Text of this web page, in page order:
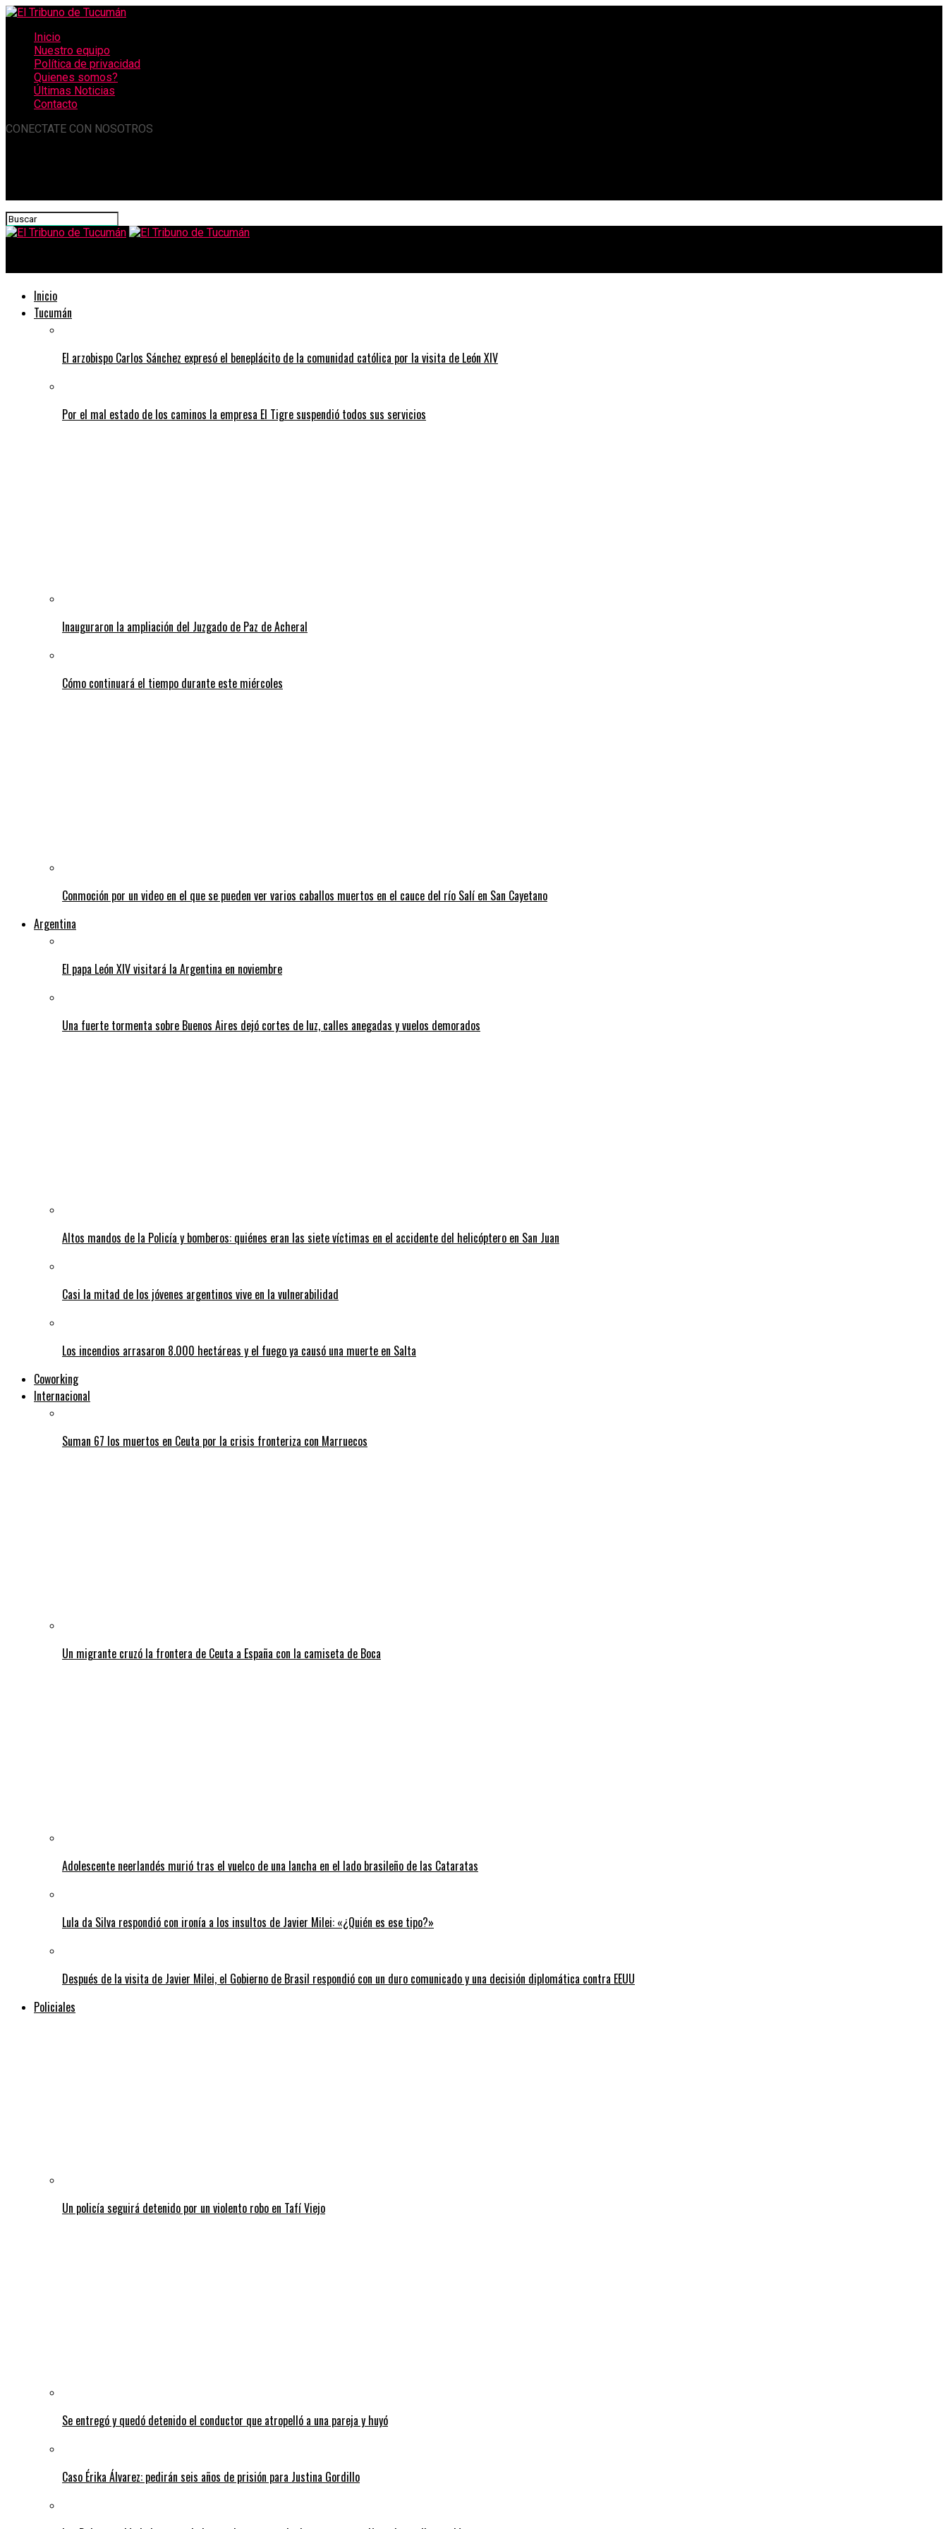
Inicio
Nuestro equipo
Política de privacidad
Quienes somos?
Últimas Noticias
Contacto
CONECTATE CON NOSOTROS
Inicio
Tucumán
El arzobispo Carlos Sánchez expresó el beneplácito de la comunidad católica por la visita de León XIV
Por el mal estado de los caminos la empresa El Tigre suspendió todos sus servicios
Inauguraron la ampliación del Juzgado de Paz de Acheral
Cómo continuará el tiempo durante este miércoles
Conmoción por un video en el que se pueden ver varios caballos muertos en el cauce del río Salí en San Cayetano
Argentina
El papa León XIV visitará la Argentina en noviembre
Una fuerte tormenta sobre Buenos Aires dejó cortes de luz, calles anegadas y vuelos demorados
Altos mandos de la Policía y bomberos: quiénes eran las siete víctimas en el accidente del helicóptero en San Juan
Casi la mitad de los jóvenes argentinos vive en la vulnerabilidad
Los incendios arrasaron 8.000 hectáreas y el fuego ya causó una muerte en Salta
Coworking
Internacional
Suman 67 los muertos en Ceuta por la crisis fronteriza con Marruecos
Un migrante cruzó la frontera de Ceuta a España con la camiseta de Boca
Adolescente neerlandés murió tras el vuelco de una lancha en el lado brasileño de las Cataratas
Lula da Silva respondió con ironía a los insultos de Javier Milei: «¿Quién es ese tipo?»
Después de la visita de Javier Milei, el Gobierno de Brasil respondió con un duro comunicado y una decisión diplomática contra EEUU
Policiales
Un policía seguirá detenido por un violento robo en Tafí Viejo
Se entregó y quedó detenido el conductor que atropelló a una pareja y huyó
Caso Érika Álvarez: pedirán seis años de prisión para Justina Gordillo